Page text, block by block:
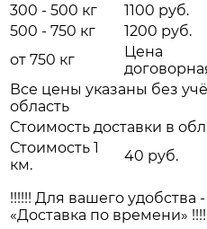
300 - 500 кг
1100 руб.
500 - 750 кг
1200 руб.
от 750 кг
Цена
Все цены указаны без
область
Стоимость доставки в
Стоимость 1
км.
40 руб.
!!!!!! Для вашего удобства
«Доставка по времени»